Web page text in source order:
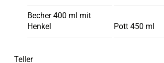
Becher 400 ml mit
Henkel
Pott 450 ml
Teller